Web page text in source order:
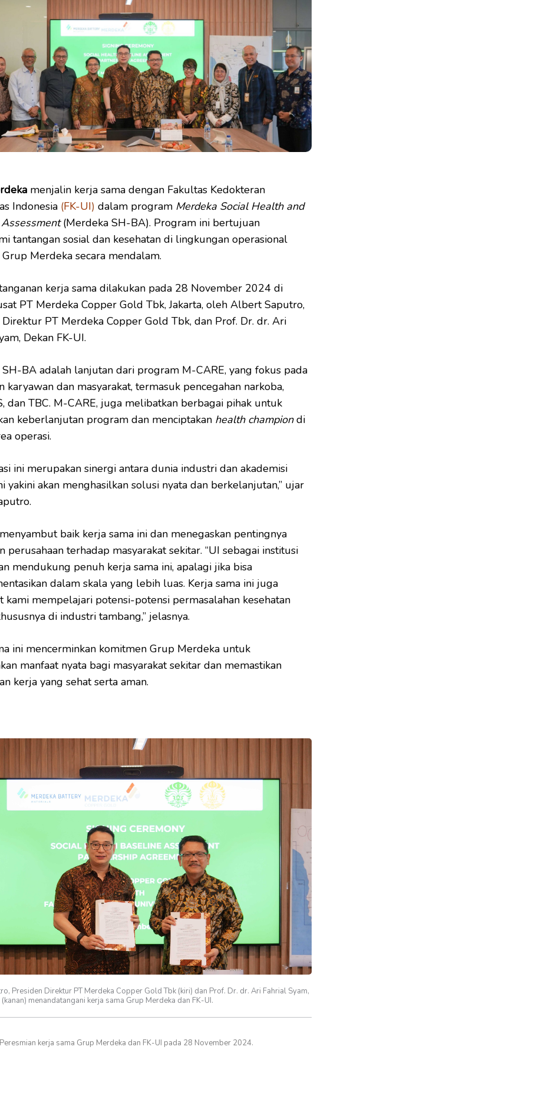
menjalin kerja sama dengan Fakultas Kedokteran
Indonesia (FK-UI) dalam program Merdeka Social Health and
(Merdeka SH-BA). Program ini bertujuan
tantangan sosial dan kesehatan di lingkungan operasional
Merdeka secara mendalam.
kerja sama dilakukan pada 28 November 2024 di
PT Merdeka Copper Gold Tbk, Jakarta, oleh Albert Saputro,
PT Merdeka Copper Gold Tbk, dan Prof. Dr. dr. Ari
Dekan FK-UI.
BA adalah lanjutan dari program M-CARE, yang fokus pada
karyawan dan masyarakat, termasuk pencegahan narkoba,
dan TBC. M-CARE, juga melibatkan berbagai pihak untuk
keberlanjutan program dan menciptakan health championdi
operasi.
ini merupakan sinergi antara dunia industri dan akademisi
yakini akan menghasilkan solusi nyata dan berkelanjutan,” ujar
baik kerja sama ini dan menegaskan pentingnya
perusahaan terhadap masyarakat sekitar. “UI sebagai institusi
mendukung penuh kerja sama ini, apalagi jika bisa
dalam skala yang lebih luas. Kerja sama ini juga
kami mempelajari potensi-potensi permasalahan kesehatan
di industri tambang,” jelasnya.
ini mencerminkan komitmen Grup Merdeka untuk
manfaat nyata bagi masyarakat sekitar dan memastikan
kerja yang sehat serta aman.
Presiden Direktur PT Merdeka Copper Gold Tbk (kiri) dan Prof. Dr. dr. Ari Fahrial Syam,
(kanan) menandatangani kerja sama Grup Merdeka dan FK-UI.
Peresmian kerja sama Grup Merdeka dan FK-UI pada 28 November 2024.